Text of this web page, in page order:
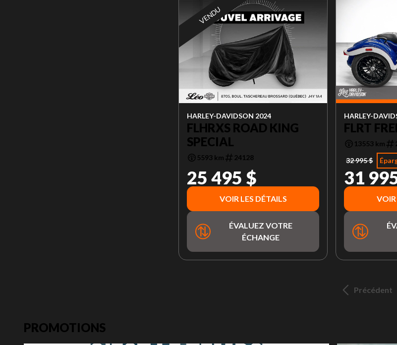
VENDU
HARLEY-DAVIDSON 2024
FLHRXS ROAD KING
SPECIAL
5593 km 24128
25 495 $
VOIR LES DÉTAILS
ÉVALUEZ VOTRE
ÉCHANGE
HARLEY-
FLRT
13553 km
32 995 $
31
VOIR
Précédent
PROMOTIONS